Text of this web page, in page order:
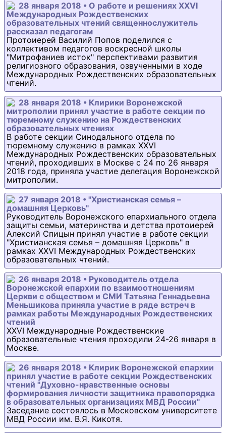
28 января 2018 • О работе и решениях XXVI
Международных Рождественских
образовательных чтений священнослужитель
рассказал педагогам
Протоиерей Василий Попов поделился с
коллективом педагогов воскресной школы
"Митрофаниев исток" перспективами развития
религиозного образования, озвученными в ходе
Международных Рождественских образовательных
чтений.
28 января 2018 • Клирики Воронежской
митрополии принял участие в работе секции по
тюремному служению на Рождественских
образовательных чтениях
В работе секции Синодального отдела по
тюремному служению в рамках XXVI
Международных Рождественских образовательных
чтений, проходивших в Москве с 24 по 26 января
2018 года, приняла участие делегация Воронежской
митрополии.
27 января 2018 • "Христианская семья –
домашняя Церковь"
Руководитель Воронежского епархиального отдела
защиты семьи, материнства и детства протоиерей
Алексий Спицын принял участие в работе секции
"Христианская семья – домашняя Церковь" в
рамках XXVI Международных Рождественских
образовательных чтений.
26 января 2018 • Руководитель отдела
Воронежской епархии по взаимоотношениям
Церкви с обществом и СМИ Татьяна Геннадьевна
Меньшикова приняла участие в ряде встреч в
рамках работы Международных Рождественских
чтений
XXVI Международные Рождественские
образовательные чтения проходили 24-26 января в
Москве.
26 января 2018 • Клирик Воронежской епархии
принял участие в работе секции Рождественских
чтений "Духовно-нравственные основы
формирования личности защитника правопорядка
в образовательных организациях МВД России"
Заседание состоялось в Московском университете
МВД России им. В.Я. Кикотя.